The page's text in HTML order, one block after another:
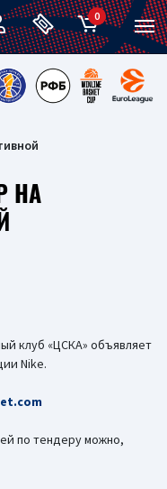
0
НА
клуб «ЦСКА» объявляет
Nike.
по тендеру можно,